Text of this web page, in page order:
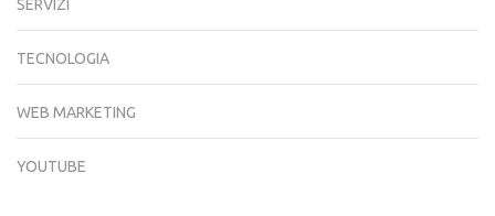
SERVIZI
TECNOLOGIA
WEB MARKETING
YOUTUBE